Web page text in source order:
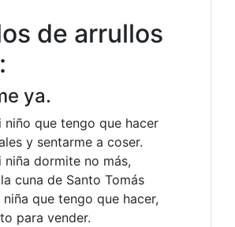
de arrullos
ya.
niño que tengo que hacer
y sentarme a coser.
niña dormite no más,
cuna de Santo Tomás
que tengo que hacer,
para vender.